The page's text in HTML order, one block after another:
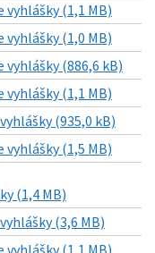
vyhlášky (1,1 MB)
vyhlášky (1,0 MB)
vyhlášky (886,6 kB)
vyhlášky (1,1 MB)
(935,0 kB)
vyhlášky (1,5 MB)
(1,4 MB)
(3,6 MB)